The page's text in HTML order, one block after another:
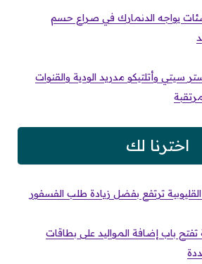
يواجه الدنمارك في صراع حسم
سيتي وأتلتيكو مدريد الودية والقنوات
اخترنا لك
ترتفع بفضل زيادة طلب الفسفور
تفتح باب إضافة المواليد على بطاقات